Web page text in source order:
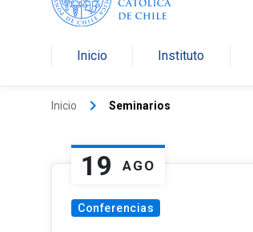
Inicio Instituto
Inicio keyboard_arrow_right Seminarios
19 AGO
Conferencias